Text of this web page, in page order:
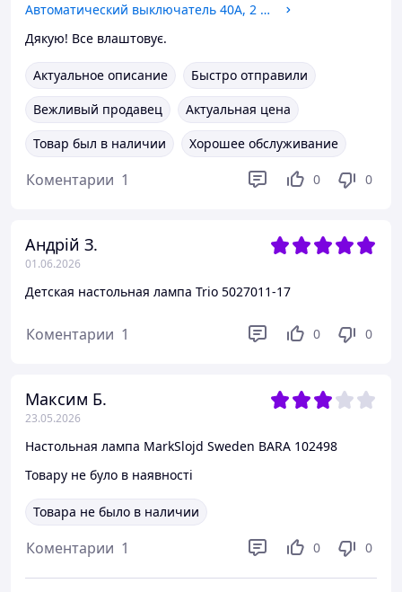
Автоматический выключатель 40А, 2 полюса, кривая C, 6кА Schneider Electric Acti9 iC60N A9F79240
Дякую! Все влаштовує.
Актуальное описание
Быстро отправили
Вежливый продавец
Актуальная цена
Товар был в наличии
Хорошее обслуживание
Коментарии 1 0 0
Андрій З.
01.06.2026
Детская настольная лампа Trio 5027011-17
Коментарии 1 0 0
Максим Б.
23.05.2026
Настольная лампа MarkSlojd Sweden BARA 102498
Товару не було в наявності
Товара не было в наличии
Коментарии 1 0 0